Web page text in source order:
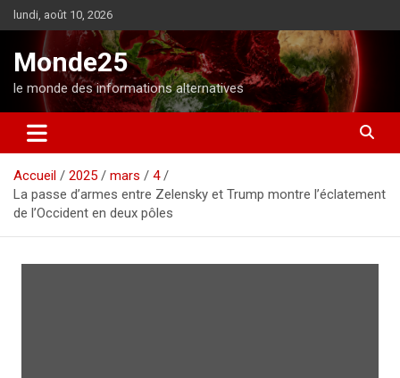
l
o
n
lundi, août 10, 2026
Monde25
le monde des informations alternatives
Accueil 2025 mars
4
La passe d’armes entre Zelensky et Trump montre l’éclatement
de l’Occident en deux pôles